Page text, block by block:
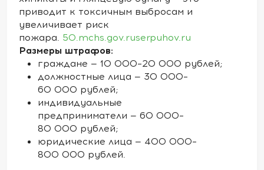
приводит к токсичным выбросам и
увеличивает риск
пожара. 50.mchs.gov.ruserpuhov.ru
Размеры штрафов:
граждане — 10 000–20 000 рублей;
должностные лица — 30 000–
60 000 рублей;
индивидуальные
предприниматели — 60 000–
80 000 рублей;
юридические лица — 400 000–
800 000 рублей.